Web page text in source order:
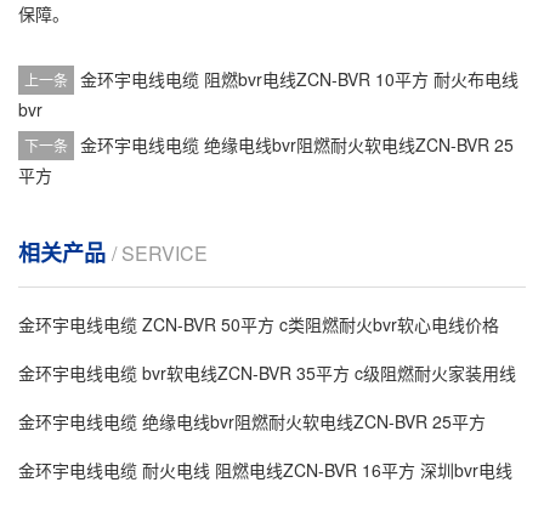
保障。
上一条
金环宇电线电缆 阻燃bvr电线ZCN-BVR 10平方 耐火布电线
bvr
下一条
金环宇电线电缆 绝缘电线bvr阻燃耐火软电线ZCN-BVR 25
平方
相关产品 / SERVICE
金环宇电线电缆 ZCN-BVR 50平方 c类阻燃耐火bvr软心电线价格
金环宇电线电缆 bvr软电线ZCN-BVR 35平方 c级阻燃耐火家装用线
金环宇电线电缆 绝缘电线bvr阻燃耐火软电线ZCN-BVR 25平方
金环宇电线电缆 耐火电线 阻燃电线ZCN-BVR 16平方 深圳bvr电线